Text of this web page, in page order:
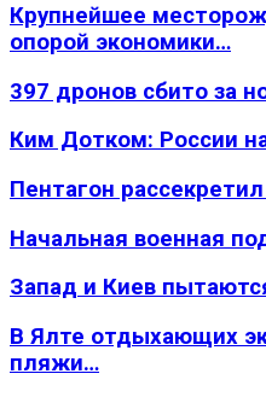
Крупнейшее
опорой экономики…
397 дронов сбито за
Ким Дотком: России
Пентагон
Начальная военная
Запад и Киев
В Ялте отдыхающих
пляжи…